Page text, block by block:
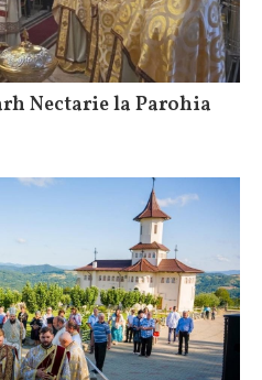
Nectarie la Parohia